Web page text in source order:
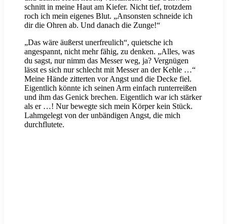
schnitt in meine Haut am Kiefer. Nicht tief, trotzdem
roch ich mein eigenes Blut. „Ansonsten schneide ich
dir die Ohren ab. Und danach die Zunge!“
„Das wäre äußerst unerfreulich“, quietsche ich
angespannt, nicht mehr fähig, zu denken. „Alles, was
du sagst, nur nimm das Messer weg, ja? Vergnügen
lässt es sich nur schlecht mit Messer an der Kehle …“
Meine Hände zitterten vor Angst und die Decke fiel.
Eigentlich könnte ich seinen Arm einfach runterreißen
und ihm das Genick brechen. Eigentlich war ich stärker
als er …! Nur bewegte sich mein Körper kein Stück.
Lahmgelegt von der unbändigen Angst, die mich
durchflutete.